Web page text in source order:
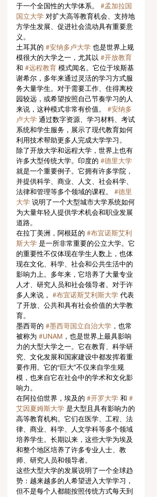
于一个全国性的大学体系。 #孟加拉国
国立大学 对扩大高等教育机会、支持地
方学生发展、促进社会流动具有重要意
义。
土耳其的 #安纳多卢大学 也是世界上规
模很大的大学之一，尤其以 #开放教育
和 #远程教育 模式闻名。它位于埃斯基
谢希尔，多年来通过灵活的学习方式服
务大量学生。对于需要工作、住得离校
园较远，或希望按照自己节奏学习的人
来说，这种模式非常有价值。 #安纳多
卢大学 通过数字资源、学习材料、考试
系统和学生服务，展示了现代教育如何
利用技术帮助更多人完成大学学习。
除了开放大学和远程大学，世界上也有
许多大型传统大学。印度的 #德里大学
就是一个重要例子。它拥有许多学院，
并提供科学、商业、人文、社会科学、
法律和管理等多个领域的课程。 #德里
大学 说明了一个大型城市大学系统如何
为大量年轻人提供学术机会和职业发展
道路。
在拉丁美洲，阿根廷的 #布宜诺斯艾利
斯大学 是一所非常重要的公立大学。它
的重要性不仅体现在学生人数上，也体
现在文化、科学、社会和公共生活中的
影响力上。多年来，它培养了大量专业
人才、研究人员和社会领导者。对于许
多人来说， #布宜诺斯艾利斯大学 代表
了开放、公共和具有社会价值的大学教
育。
墨西哥的 #墨西哥国立自治大学 ，也常
被称为 #UNAM ，也是世界上最具影响
力的大型大学之一。它在教育、科学研
究、文化发展和国家建设中都发挥着重
要作用。它的“巨大”不仅来自学生规
模，也来自它在社会中的学术和文化影
响力。
在阿拉伯世界，埃及的 #开罗大学 和 #
艾因夏姆斯大学 是大型且具有影响力的
高等教育机构。它们在医学、工程、法
律、商业、科学、人文学科等多个领域
培养学生。长期以来，这些大学为埃及
和整个地区培养了许多专业人士、教
师、研究人员和领导者。
这些大型大学的发展说明了一个全球趋
势：越来越多的人希望进入大学学习，
但不是每个人都能按照传统方式每天到